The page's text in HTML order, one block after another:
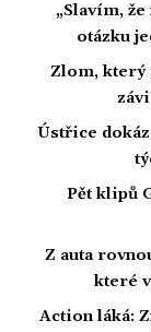
„Slavím,
otázku
Zlom, který
Ústřice
Pět klipů
Z auta
které
Action láká: